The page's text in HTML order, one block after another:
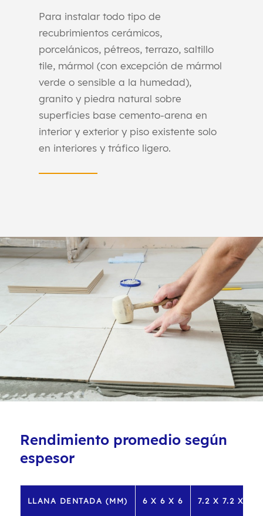
Para instalar todo tipo de
recubrimientos cerámicos,
porcelánicos, pétreos, terrazo, saltillo
tile, mármol (con excepción de mármol
verde o sensible a la humedad),
granito y piedra natural sobre
superficies base cemento-arena en
interior y exterior y piso existente solo
en interiores y tráfico ligero.
Rendimiento promedio según
espesor
LLANA DENTADA (MM) 6 X 6 X 6 7.2 X 7.2 X 7.2